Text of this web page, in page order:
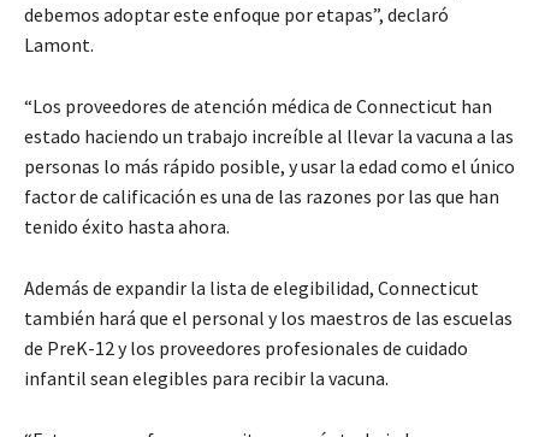
debemos adoptar este enfoque por etapas”, declaró
Lamont.
“Los proveedores de atención médica de Connecticut han
estado haciendo un trabajo increíble al llevar la vacuna a las
personas lo más rápido posible, y usar la edad como el único
factor de calificación es una de las razones por las que han
tenido éxito hasta ahora.
Además de expandir la lista de elegibilidad, Connecticut
también hará que el personal y los maestros de las escuelas
de PreK-12 y los proveedores profesionales de cuidado
infantil sean elegibles para recibir la vacuna.